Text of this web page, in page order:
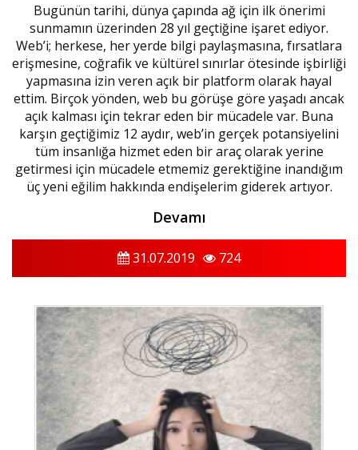
Bugünün tarihi, dünya çapında ağ için ilk önerimi
sunmamın üzerinden 28 yıl geçtiğine işaret ediyor.
Web’i; herkese, her yerde bilgi paylaşmasına, fırsatlara
erişmesine, coğrafik ve kültürel sınırlar ötesinde işbirliği
yapmasına izin veren açık bir platform olarak hayal
ettim. Birçok yönden, web bu görüşe göre yaşadı ancak
açık kalması için tekrar eden bir mücadele var. Buna
karşın geçtiğimiz 12 aydır, web’in gerçek potansiyelini
tüm insanlığa hizmet eden bir araç olarak yerine
getirmesi için mücadele etmemiz gerektiğine inandığım
üç yeni eğilim hakkında endişelerim giderek artıyor.
Devamı
31.07.2019 724